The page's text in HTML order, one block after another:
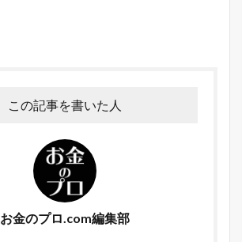
この記事を書いた人
お金のプロ.com編集部